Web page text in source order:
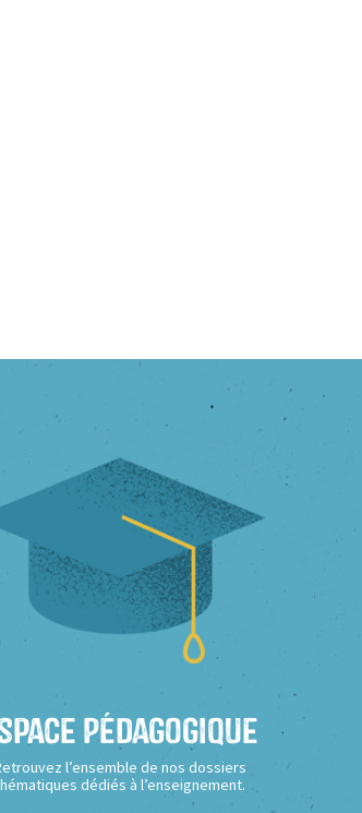
Pédagogique
l’ensemble de nos dossiers
dédiés à l’enseignement.